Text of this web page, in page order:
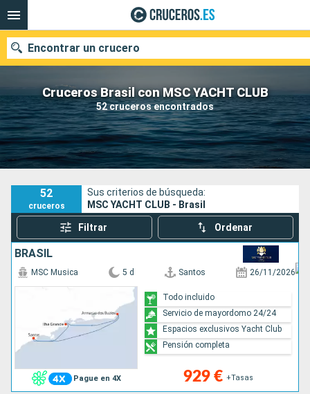
Cruceros Brasil con MSC YACHT CLUB
52 cruceros encontrados
Encontrar un crucero
Nuestros destinos
Fecha de salida
Puertos
Buscar
52
cruceros
Sus criterios de búsqueda:
MSC YACHT CLUB - Brasil
Filtrar Ordenar
BRASIL
Pague en 4X
MSC Musica 5 d Santos 26/11/2026
929 € +Tasas
Todo incluido
Servicio de mayordomo 24/24
Espacios exclusivos Yacht Club
Pensión completa